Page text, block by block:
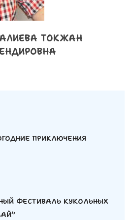
ТОКЖАН
ПРИКЛЮЧЕНИЯ
ФЕСТИВАЛЬ КУКОЛЬНЫХ